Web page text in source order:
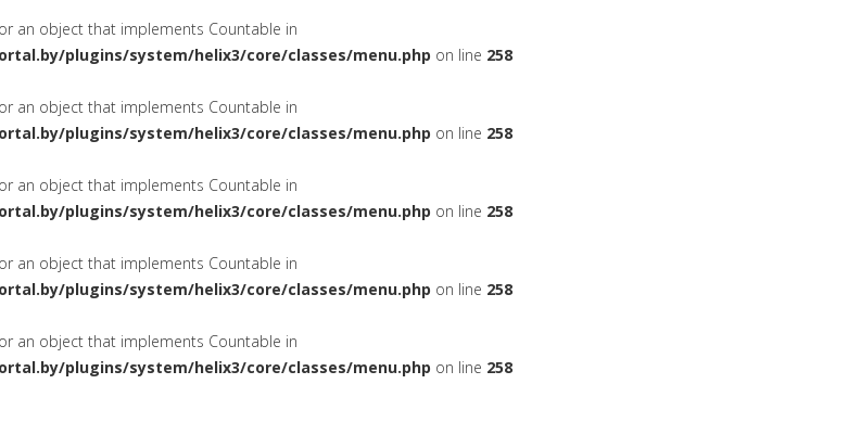
an object that implements Countable in
plugins/system/helix3/core/classes/menu.php on line 258
an object that implements Countable in
plugins/system/helix3/core/classes/menu.php on line 258
an object that implements Countable in
plugins/system/helix3/core/classes/menu.php on line 258
an object that implements Countable in
plugins/system/helix3/core/classes/menu.php on line 258
an object that implements Countable in
plugins/system/helix3/core/classes/menu.php on line 258